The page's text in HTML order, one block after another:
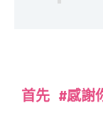
首先 #感謝